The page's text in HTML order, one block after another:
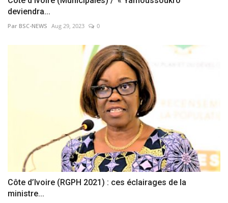
deviendra...
Par BSC-NEWS Aug 29, 2023 0
Côte d’Ivoire (RGPH 2021) : ces éclairages de la
ministre...